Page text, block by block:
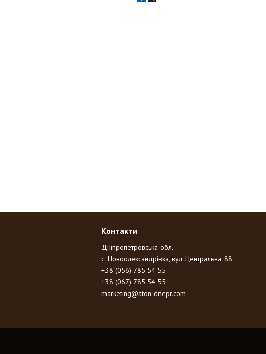
Контакти
Дніпропетровська обл.
с. Новоолександрівка, вул. Центральна, 88
+38 (056) 785 54 55
+38 (067) 785 54 55
marketing@aton-dnepr.com